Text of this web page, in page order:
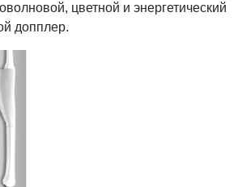
цветной и энергетический
допплер.